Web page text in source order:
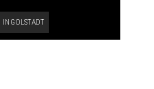
INGOLSTADT